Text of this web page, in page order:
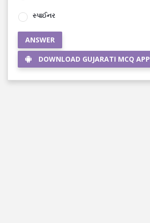
સ્પાઈનર
ANSWER
DOWNLOAD GUJARATI MCQ APP